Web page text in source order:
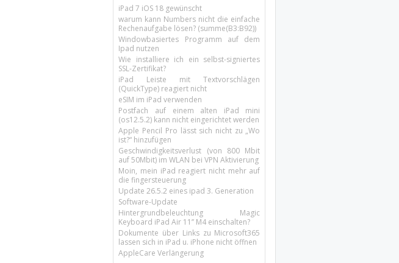
iPad 7 iOS 18 gewünscht
warum kann Numbers nicht die einfache
Rechenaufgabe lösen? (summe(B3:B92))
Windowbasiertes Programm auf dem
Ipad nutzen
Wie installiere ich ein selbst-signiertes
SSL-Zertifikat?
iPad Leiste mit Textvorschlägen
(QuickType) reagiert nicht
eSIM im iPad verwenden
Postfach auf einem alten iPad mini
(os12.5.2) kann nicht eingerichtet werden
Apple Pencil Pro lässt sich nicht zu „Wo
ist?“ hinzufügen
Geschwindigkeitsverlust (von 800 Mbit
auf 50Mbit) im WLAN bei VPN Aktivierung
Moin, mein iPad reagiert nicht mehr auf
die fingersteuerung
Update 26.5.2 eines ipad 3. Generation
Software-Update
Hintergrundbeleuchtung Magic
Keyboard iPad Air 11’’ M4 einschalten?
Dokumente über Links zu Microsoft365
lassen sich in iPad u. iPhone nicht öffnen
AppleCare Verlängerung